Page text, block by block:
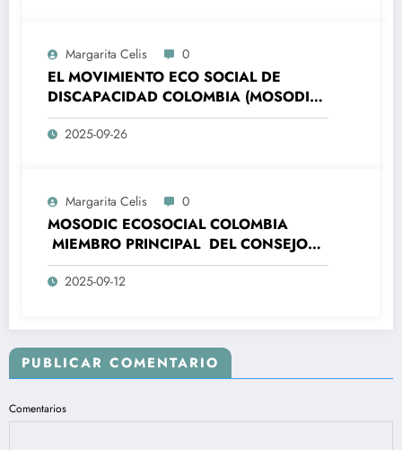
ALC-UE- SANTA MARTA, 7 Y 8
NOVIEMBRE 2025
Margarita Celis 0
EL MOVIMIENTO ECO SOCIAL DE
DISCAPACIDAD COLOMBIA (MOSODIC),
SE COMPLACE EN MANIFESTAR A LA
OPINIÓN PÚBLICA, LA ADHESIÓN A LA
COLOMBIA IVAN CEPEDA.
2025-09-26
Margarita Celis 0
MOSODIC ECOSOCIAL COLOMBIA
MIEMBRO PRINCIPAL DEL CONSEJO
NACIONAL DE PAZ , RECONCILIACIÓN
Y CONVIVENCIA- CNPRC -RECHAZA EL
EQUIDAD, DONDE SE SUPLANTO LA
REPRESENTACION SUSTANTIVA DE
LAS PERSONAS CON DISCAPACIDAD
EN COLOMBIA.
2025-09-12
PUBLICAR COMENTARIO
Comentarios